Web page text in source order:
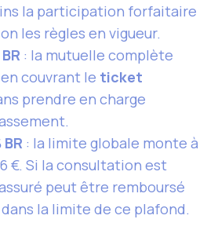
la participation forfaitaire
les règles en vigueur.
: la mutuelle complète
en couvrant le ticket
prendre en charge
: la limite globale monte à
€. Si la consultation est
peut être remboursé
la limite de ce plafond.